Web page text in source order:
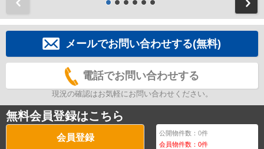
メールでお問い合わせする(無料)
電話でお問い合わせする
現況の確認はお気軽にお問い合わせください。
無料会員登録はこちら
会員登録 公開物件数：0件
会員物件数：0件